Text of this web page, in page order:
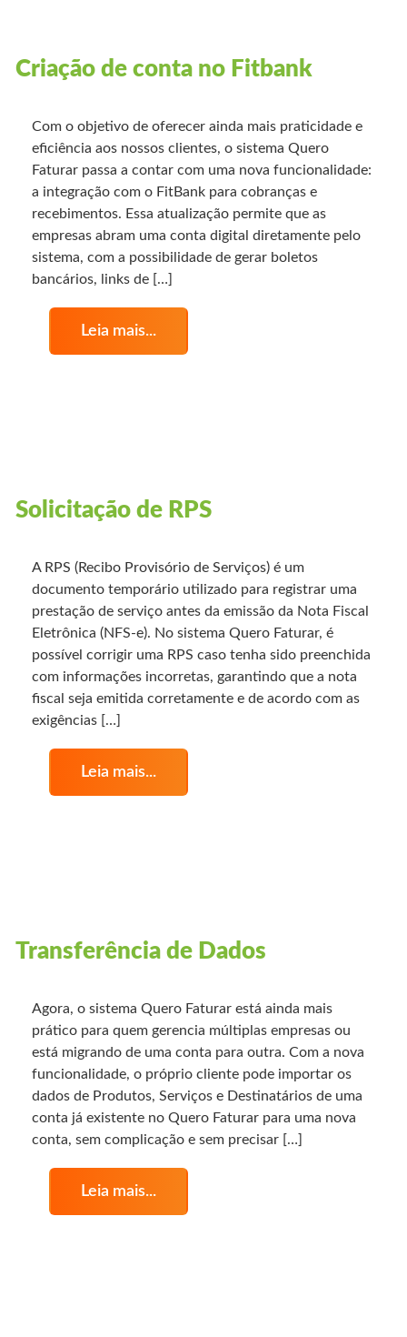
Criação de conta no Fitbank
Com o objetivo de oferecer ainda mais praticidade e
eficiência aos nossos clientes, o sistema Quero
Faturar passa a contar com uma nova funcionalidade:
a integração com o FitBank para cobranças e
recebimentos. Essa atualização permite que as
empresas abram uma conta digital diretamente pelo
sistema, com a possibilidade de gerar boletos
bancários, links de […]
Leia mais...
Solicitação de RPS
A RPS (Recibo Provisório de Serviços) é um
documento temporário utilizado para registrar uma
prestação de serviço antes da emissão da Nota Fiscal
Eletrônica (NFS-e). No sistema Quero Faturar, é
possível corrigir uma RPS caso tenha sido preenchida
com informações incorretas, garantindo que a nota
fiscal seja emitida corretamente e de acordo com as
exigências […]
Leia mais...
Transferência de Dados
Agora, o sistema Quero Faturar está ainda mais
prático para quem gerencia múltiplas empresas ou
está migrando de uma conta para outra. Com a nova
funcionalidade, o próprio cliente pode importar os
dados de Produtos, Serviços e Destinatários de uma
conta já existente no Quero Faturar para uma nova
conta, sem complicação e sem precisar […]
Leia mais...